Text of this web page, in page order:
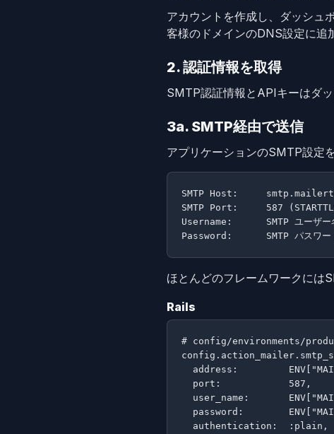
アカウントを作成し、ダッシュ
客様のドメインのDNS設定に追
2. 認証情報を取得
SMTP認証情報とAPIキーはダ
3a. SMTP経由で送信
アプリケーションのSMTP設定
SMTP Host:
SMTP Port:     587
Username:      SMTP ユーザー名
Password:      SMTP パスワード
ほとんどのフレームワークには
Rails
# config/environments/
address:
  port:            587,
user_name:
password:
  authentication:  :plain,